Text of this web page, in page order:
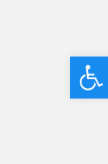
Deschide bara de unelte